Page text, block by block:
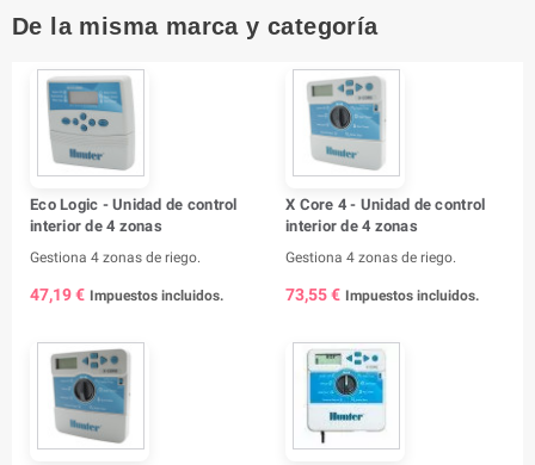
De la misma marca y categoría
Eco Logic - Unidad de control
interior de 4 zonas
Gestiona 4 zonas de riego.
47,19 € Impuestos incluidos.
X Core 4 - Unidad de control
interior de 4 zonas
Gestiona 4 zonas de riego.
73,55 € Impuestos incluidos.